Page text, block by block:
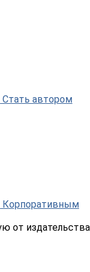
Стать автором
Корпоративным
от издательства